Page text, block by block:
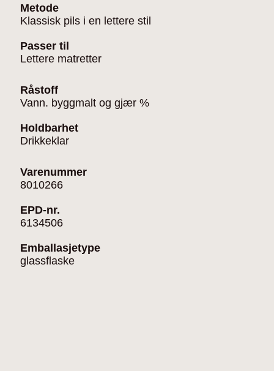
Metode
Klassisk pils i en lettere stil
Passer til
Lettere matretter
Råstoff
Vann. byggmalt og gjær %
Holdbarhet
Drikkeklar
Varenummer
8010266
EPD-nr.
6134506
Emballasjetype
glassflaske